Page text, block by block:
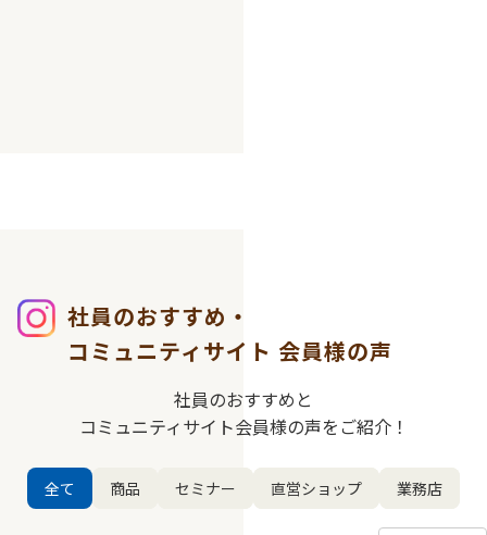
社員のおすすめ・
コミュニティサイト 会員様の声
社員のおすすめと
コミュニティサイト会員様の声をご紹介！
全て 商品 セミナー 直営ショップ 業務店